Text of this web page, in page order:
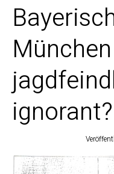
ignorant?